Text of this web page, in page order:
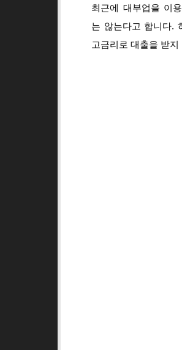
최근에 대부업을 이
는 않는다고 합니다.
고금리로 대출을 받